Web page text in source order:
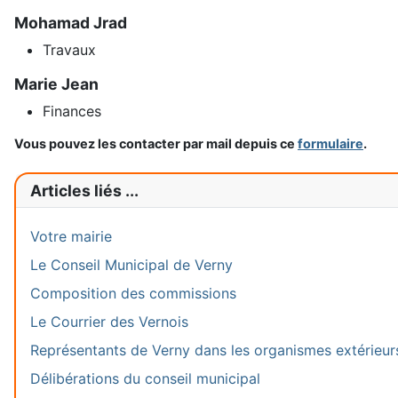
Mohamad Jrad
Travaux
Marie Jean
Finances
Vous pouvez les contacter par mail depuis ce formulaire.
Articles liés ...
Votre mairie
Le Conseil Municipal de Verny
Composition des commissions
Le Courrier des Vernois
Représentants de Verny dans les organismes
Délibérations du conseil municipal